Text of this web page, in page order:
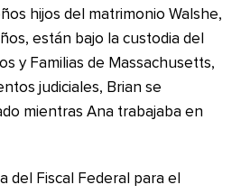
hijos del matrimonio Walshe,
están bajo la custodia del
y Familias de Massachusetts,
judiciales, Brian se
mientras Ana trabajaba en
del Fiscal Federal para el